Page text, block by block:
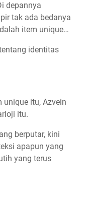
depannya
tak ada bedanya
item unique…
identitas
itu, Azvein
itu.
berputar, kini
apapun yang
yang terus